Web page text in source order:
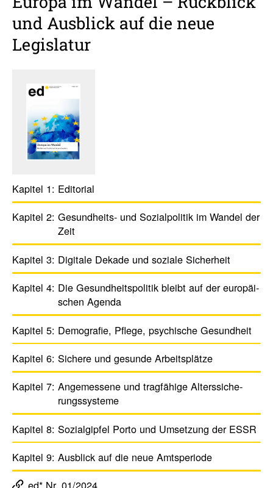
und Ausblick auf die neue
Legis­latur
Kapitel 1: Edito­rial
Kapitel 2: Gesund­heits- und Sozi­al­po­litik im Wandel der
Zeit
Kapitel 3: Digi­tale Dekade und soziale ­Sicher­heit
Kapitel 4: Die Gesund­heits­po­litik bleibt auf der euro­päi­
schen Agenda
Kapitel 5: Demo­grafie, Pflege, psychi­sche Gesund­heit
Kapitel 6: Sichere und gesunde Arbeits­plätze
Kapitel 7: Ange­mes­sene und trag­fä­hige Alters­si­che­
rungs­sys­teme
Kapitel 8: Sozi­al­gipfel Porto und Umset­zung der ESSR
Kapitel 9: Ausblick auf die neue Amts­pe­riode